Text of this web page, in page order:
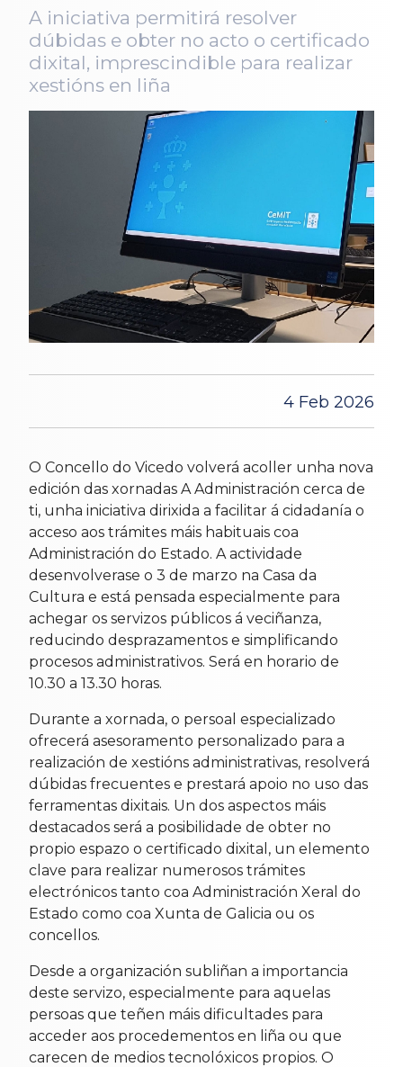
A iniciativa permitirá resolver
dúbidas e obter no acto o certificado
dixital, imprescindible para realizar
xestións en liña
4 Feb 2026
O Concello do Vicedo volverá acoller unha nova
edición das xornadas A Administración cerca de
ti, unha iniciativa dirixida a facilitar á cidadanía o
acceso aos trámites máis habituais coa
Administración do Estado. A actividade
desenvolverase o 3 de marzo na Casa da
Cultura e está pensada especialmente para
achegar os servizos públicos á veciñanza,
reducindo desprazamentos e simplificando
procesos administrativos. Será en horario de
10.30 a 13.30 horas.
Durante a xornada, o persoal especializado
ofrecerá asesoramento personalizado para a
realización de xestións administrativas, resolverá
dúbidas frecuentes e prestará apoio no uso das
ferramentas dixitais. Un dos aspectos máis
destacados será a posibilidade de obter no
propio espazo o certificado dixital, un elemento
clave para realizar numerosos trámites
electrónicos tanto coa Administración Xeral do
Estado como coa Xunta de Galicia ou os
concellos.
Desde a organización subliñan a importancia
deste servizo, especialmente para aquelas
persoas que teñen máis dificultades para
acceder aos procedementos en liña ou que
carecen de medios tecnolóxicos propios. O